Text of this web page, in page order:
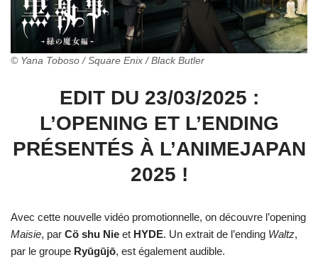
© Yana Toboso / Square Enix / Black Butler
EDIT DU 23/03/2025 :
L’OPENING ET L’ENDING
PRÉSENTÉS À L’ANIMEJAPAN
2025 !
Avec cette nouvelle vidéo promotionnelle, on découvre l’opening
Maisie, par Cö shu Nie et HYDE. Un extrait de l’ending Waltz,
par le groupe Ryūgūjō, est également audible.